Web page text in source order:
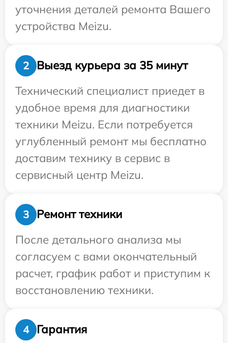
уточнения деталей ремонта Вашего
устройства Meizu.
2
Выезд курьера за 35 минут
Технический специалист приедет в
удобное время для диагностики
техники Meizu. Если потребуется
углубленный ремонт мы бесплатно
доставим технику в сервис в
сервисный центр Meizu.
3
Ремонт техники
После детального анализа мы
согласуем с вами окончательный
расчет, график работ и приступим к
восстановлению техники.
4 Гарантия